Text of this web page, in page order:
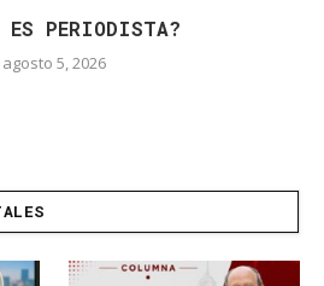
ES PERIODISTA?
agosto 5, 2026